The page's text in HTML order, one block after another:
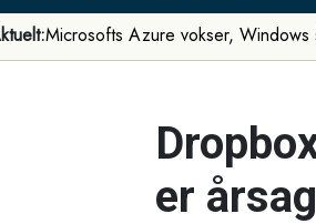
Microsofts Azure vokser, Windows
er